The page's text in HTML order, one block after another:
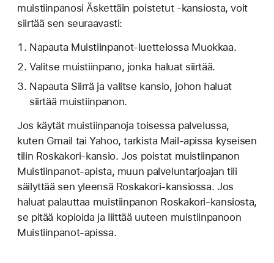
muistiinpanosi Äskettäin poistetut -kansiosta, voit
siirtää sen seuraavasti:
Napauta Muistiinpanot-luettelossa Muokkaa.
Valitse muistiinpano, jonka haluat siirtää.
Napauta Siirrä ja valitse kansio, johon haluat
siirtää muistiinpanon.
Jos käytät muistiinpanoja toisessa palvelussa,
kuten Gmail tai Yahoo, tarkista Mail-apissa kyseisen
tilin Roskakori-kansio. Jos poistat muistiinpanon
Muistiinpanot-apista, muun palveluntarjoajan tili
säilyttää sen yleensä Roskakori-kansiossa. Jos
haluat palauttaa muistiinpanon Roskakori-kansiosta,
se pitää kopioida ja liittää uuteen muistiinpanoon
Muistiinpanot-apissa.